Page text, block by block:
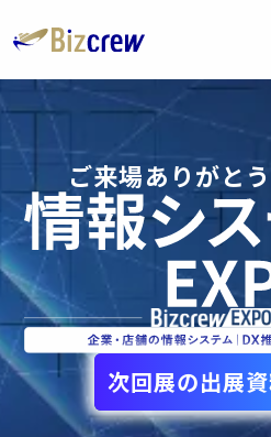
ご来場ありがと
次回展の出展